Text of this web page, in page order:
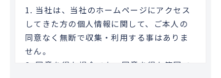
1. 当社は、当社のホームページにアクセス
してきた方の個人情報に関して、ご本人の
同意なく無断で収集・利用する事はありま
せん。
2. 同意を得た場合でも、同意を得た範囲で